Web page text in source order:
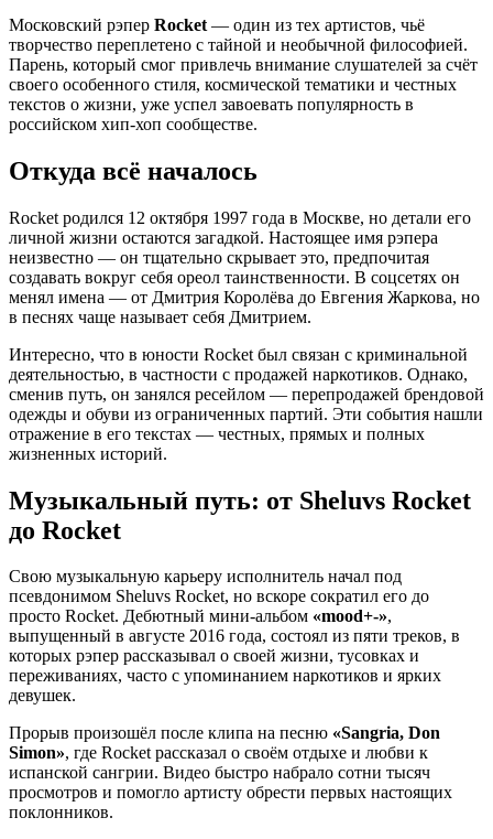
Московский рэпер Rocket — один из тех артистов, чьё
творчество переплетено с тайной и необычной философией.
Парень, который смог привлечь внимание слушателей за счёт
своего особенного стиля, космической тематики и честных
текстов о жизни, уже успел завоевать популярность в
российском хип-хоп сообществе.
Откуда всё началось
Rocket родился 12 октября 1997 года в Москве, но детали его
личной жизни остаются загадкой. Настоящее имя рэпера
неизвестно — он тщательно скрывает это, предпочитая
создавать вокруг себя ореол таинственности. В соцсетях он
менял имена — от Дмитрия Королёва до Евгения Жаркова, но
в песнях чаще называет себя Дмитрием.
Интересно, что в юности Rocket был связан с криминальной
деятельностью, в частности с продажей наркотиков. Однако,
сменив путь, он занялся ресейлом — перепродажей брендовой
одежды и обуви из ограниченных партий. Эти события нашли
отражение в его текстах — честных, прямых и полных
жизненных историй.
Музыкальный путь: от Sheluvs Rocket
до Rocket
Свою музыкальную карьеру исполнитель начал под
псевдонимом Sheluvs Rocket, но вскоре сократил его до
просто Rocket. Дебютный мини-альбом «mood+-»,
выпущенный в августе 2016 года, состоял из пяти треков, в
которых рэпер рассказывал о своей жизни, тусовках и
переживаниях, часто с упоминанием наркотиков и ярких
девушек.
Прорыв произошёл после клипа на песню «Sangria, Don
Simon», где Rocket рассказал о своём отдыхе и любви к
испанской сангрии. Видео быстро набрало сотни тысяч
просмотров и помогло артисту обрести первых настоящих
поклонников.